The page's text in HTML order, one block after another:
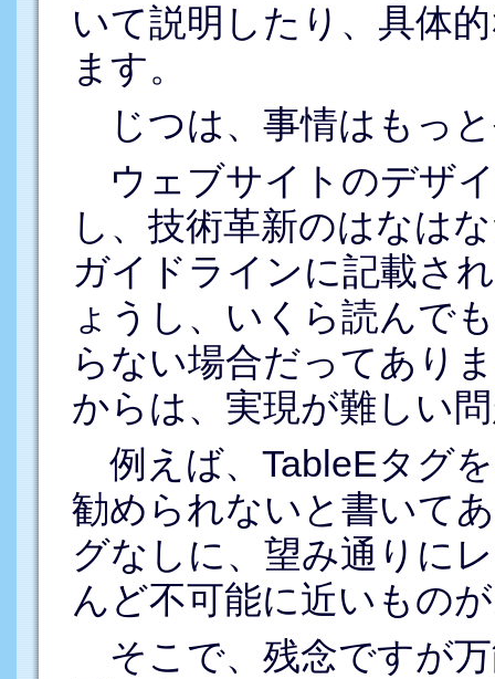
いて説明したり、具体
ます。
じつは、事情はもっ
ウェブサイトのデザ
し、技術革新のはなは
ガイドラインに記載さ
ょうし、いくら読んで
らない場合だってあり
からは、実現が難しい
例えば、TableEタグ
勧められないと書いて
グなしに、望み通りに
んど不可能に近いもの
そこで、残念ですが